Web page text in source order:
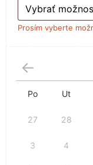
Prosím vyberte
Po Ut
27 28
3 4